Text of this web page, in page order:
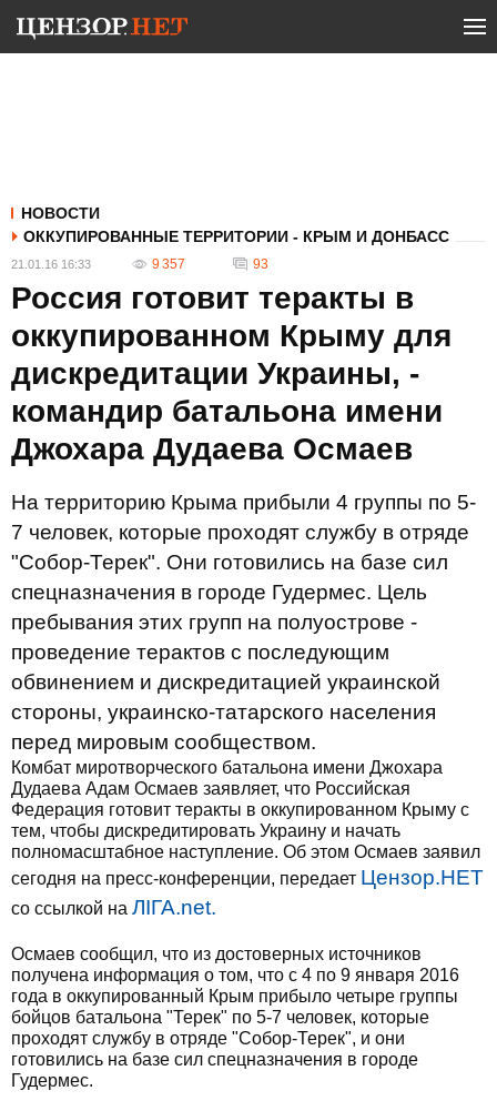
НОВОСТИ
ОККУПИРОВАННЫЕ ТЕРРИТОРИИ - КРЫМ И ДОНБАСС
21.01.16 16:33 9 357 93
Россия готовит теракты в
оккупированном Крыму для
дискредитации Украины, -
командир батальона имени
Джохара Дудаева Осмаев
На территорию Крыма прибыли 4 группы по 5-
7 человек, которые проходят службу в отряде
"Собор-Терек". Они готовились на базе сил
спецназначения в городе Гудермес. Цель
пребывания этих групп на полуострове -
проведение терактов с последующим
обвинением и дискредитацией украинской
стороны, украинско-татарского населения
перед мировым сообществом.
Комбат миротворческого батальона имени Джохара
Дудаева Адам Осмаев заявляет, что Российская
Федерация готовит теракты в оккупированном Крыму с
тем, чтобы дискредитировать Украину и начать
полномасштабное наступление. Об этом Осмаев заявил
сегодня на пресс-конференции, передает Цензор.НЕТ
со ссылкой на ЛІГА.net.
Осмаев сообщил, что из достоверных источников
получена информация о том, что с 4 по 9 января 2016
года в оккупированный Крым прибыло четыре группы
бойцов батальона "Терек" по 5-7 человек, которые
проходят службу в отряде "Собор-Терек", и они
готовились на базе сил спецназначения в городе
Гудермес.